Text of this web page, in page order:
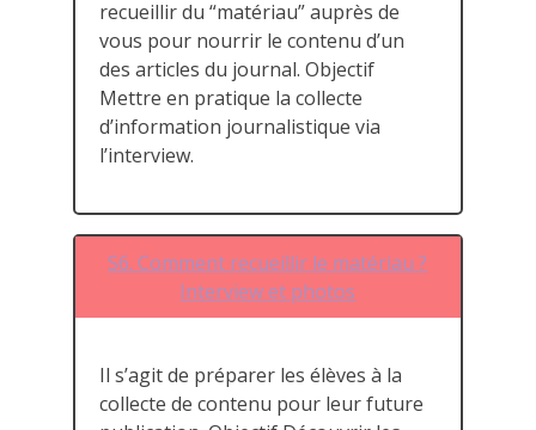
recueillir du “matériau” auprès de
vous pour nourrir le contenu d’un
des articles du journal. Objectif
Mettre en pratique la collecte
d’information journalistique via
l’interview.
S6. Comment recueillir le matériau ?
Interview et photos
Il s’agit de préparer les élèves à la
collecte de contenu pour leur future